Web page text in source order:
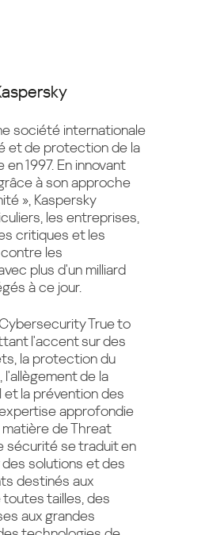
société internationale
et de protection de la
1997. En innovant
à son approche
», Kaspersky
les entreprises,
critiques et les
les
plus d'un milliard
à ce jour.
True to
l'accent sur des
la protection du
de la
la prévention des
approfondie
de Threat
sécurité se traduit en
solutions et des
destinés aux
tailles, des
aux grandes